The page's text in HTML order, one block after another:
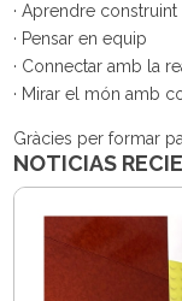
· Aprendre construint
· Pensar en equip
· Connectar amb la
· Mirar el món amb
Gràcies per formar
NOTICIAS